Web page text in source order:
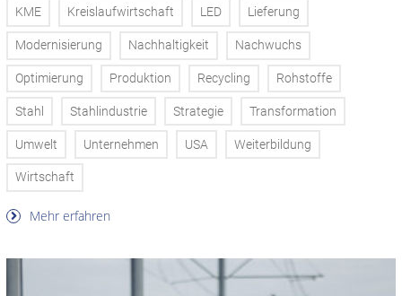
KME Kreislaufwirtschaft LED Lieferung
Modernisierung Nachhaltigkeit Nachwuchs
Optimierung Produktion Recycling Rohstoffe
Stahl Stahlindustrie Strategie Transformation
Umwelt Unternehmen USA Weiterbildung
Wirtschaft
Mehr erfahren